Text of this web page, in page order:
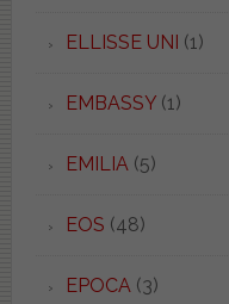
ELLISSE UNI (1)
EMBASSY(1)
EMILIA(5)
EOS (48)
EPOCA(3)